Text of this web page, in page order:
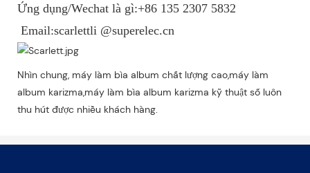
Ứng dụng/Wechat là gì:+86 135 2307 5832
Email:scarlettli @superelec.cn
Nhìn chung, máy làm bìa album chất lượng cao,máy làm
album karizma,máy làm bìa album karizma kỹ thuật số luôn
thu hút được nhiều khách hàng.